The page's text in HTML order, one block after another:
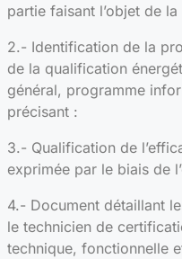
partie faisant l’objet de
2.- Identification de la
de la qualification
général, programme
précisant :
3.- Qualification de
exprimée par le biais de
4.- Document détaillant
le technicien de
technique, fonctionnelle